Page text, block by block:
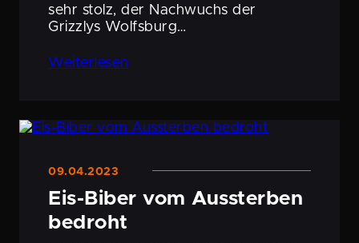
sehr stolz, der Nachwuchs der
Grizzlys Wolfsburg…
Weiter­lesen
09.04.2023
Eis-Biber vom Aussterben
bedroht